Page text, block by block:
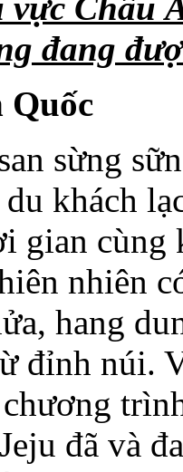
vực Châu
đang
Quốc
sừng
khách
gian cùng
nhiên
hang
đỉnh núi.
đã và